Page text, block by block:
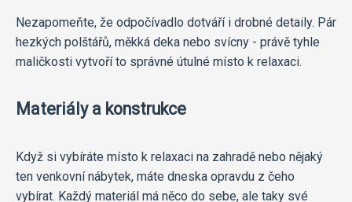
Nezapomeňte, že odpočívadlo dotváří i drobné detaily. Pár
hezkých polštářů, měkká deka nebo svícny - právě tyhle
maličkosti vytvoří to správné útulné místo k relaxaci.
Materiály a konstrukce
Když si vybíráte místo k relaxaci na zahradě nebo nějaký
ten venkovní nábytek, máte dneska opravdu z čeho
vybírat. Každý materiál má něco do sebe, ale taky své